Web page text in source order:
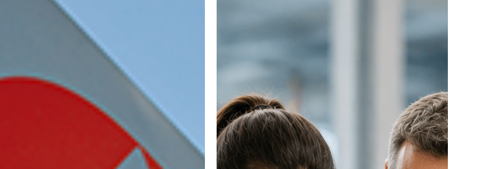
Mediathek
Wirtschaftskalender
Plattform Nordschwarzwald
Auf dem Laufenden Bleiben.
Durch die Eingabe Ihrer E-Mail-Adresse, akzeptieren Sie die
Datenschutzerklärung
Datenschutzerklärung Sitemap Cookies